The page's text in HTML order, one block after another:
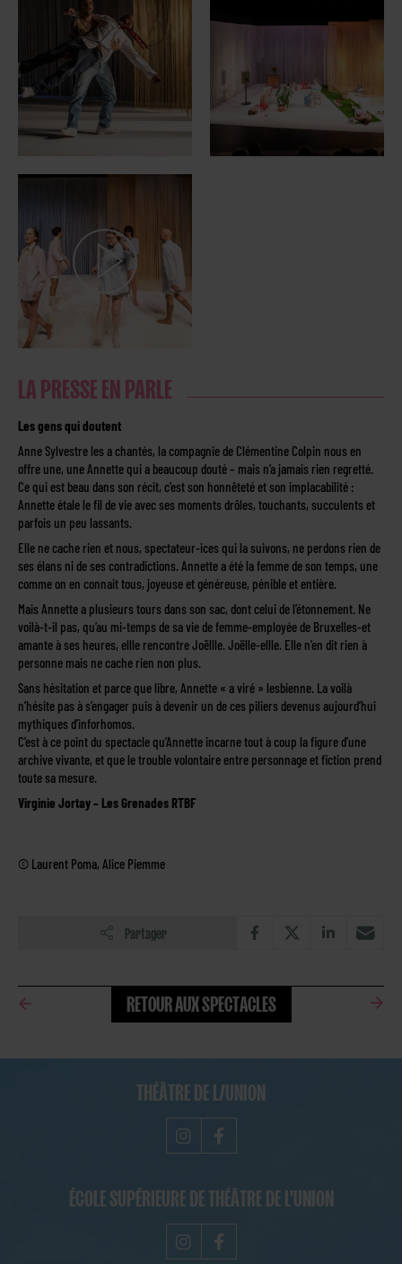
LA PRESSE EN PARLE
Les gens qui doutent
Anne Sylvestre les a chantés, la compagnie de Clémentine Colpin nous en
offre une, une Annette qui a beaucoup douté – mais n’a jamais rien regretté.
Ce qui est beau dans son récit, c’est son honnêteté et son implacabilité :
Annette étale le fil de vie avec ses moments drôles, touchants, succulents et
parfois un peu lassants.
Elle ne cache rien et nous, spectateur-ices qui la suivons, ne perdons rien de
ses élans ni de ses contradictions. Annette a été la femme de son temps, une
comme on en connait tous, joyeuse et généreuse, pénible et entière.
Mais Annette a plusieurs tours dans son sac, dont celui de l’étonnement. Ne
voilà-t-il pas, qu’au mi-temps de sa vie de femme-employée de Bruxelles-et
amante à ses heures, ellle rencontre Joëllle. Joëlle-ellle. Elle n’en dit rien à
personne mais ne cache rien non plus.
Sans hésitation et parce que libre, Annette « a viré » lesbienne. La voilà
n’hésite pas à s’engager puis à devenir un de ces piliers devenus aujourd’hui
mythiques d’inforhomos.
C’est à ce point du spectacle qu’Annette incarne tout à coup la figure d’une
archive vivante, et que le trouble volontaire entre personnage et fiction prend
toute sa mesure.
Virginie Jortay – Les Grenades RTBF
© Laurent Poma, Alice Piemme
Partager
RETOUR AUX SPECTACLES
THÉÂTRE DE L/UNION
ÉCOLE SUPÉRIEURE DE THÉÂTRE DE L'UNION